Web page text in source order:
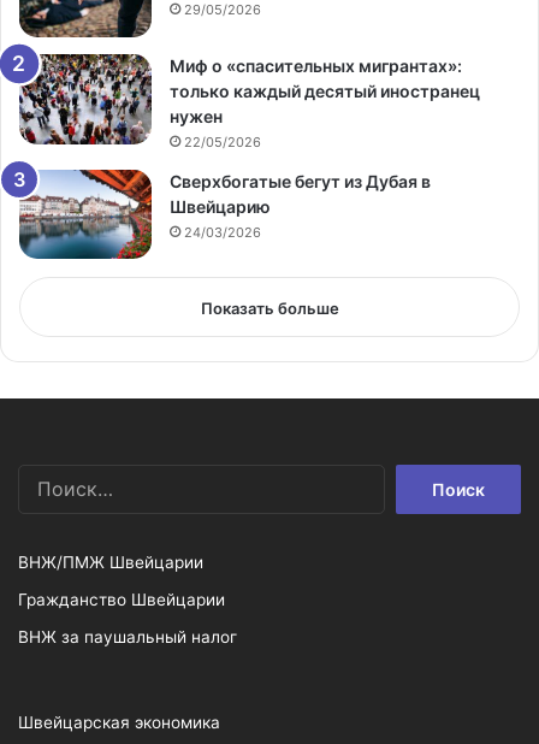
29/05/2026
Миф о «спасительных мигрантах»:
только каждый десятый иностранец
нужен
22/05/2026
Сверхбогатые бегут из Дубая в
Швейцарию
24/03/2026
Показать больше
ВНЖ/ПМЖ Швейцарии
Гражданство Швейцарии
ВНЖ за паушальный налог
Швейцарская экономика